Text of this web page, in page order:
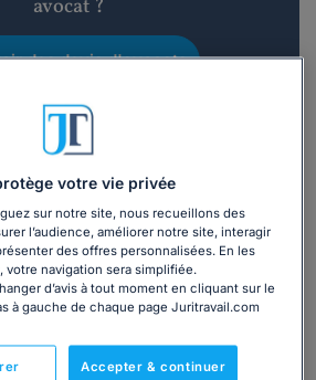
avocat ?
des devis d'avocats
3 devis en 48h
une consultation par
téléphone ?
immédiatement
votre vie privée
sur notre site, nous recueillons des
l’audience, améliorer notre site, interagir
des offres personnalisées. En les
votre navigation sera simplifiée.
d’avis à tout moment en cliquant sur le
à gauche de chaque page Juritravail.com
Accepter & continuer